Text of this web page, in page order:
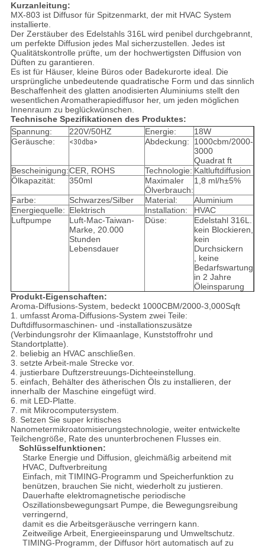
Kurzanleitung:
MX-803 ist Diffusor für Spitzenmarkt, der mit HVAC System
installierte.
Der Zerstäuber des Edelstahls 316L wird penibel durchgebrannt,
um perfekte Diffusion jedes Mal sicherzustellen. Jedes ist
Qualitätskontrolle prüfte, um der hochwertigsten Diffusion von
Düften zu garantieren.
Es ist für Häuser, kleine Büros oder Badekurorte ideal. Die
ursprüngliche unbedeutende quadratische Form und das sinnlich
Beschaffenheit des glatten anodisierten Aluminiums stellt den
wesentlichen Aromatherapiediffusor her, um jeden möglichen
Innenraum zu beglückwünschen.
Technische Spezifikationen des Produktes:
Spannung:
220V/50HZ Energie:
18W
Geräusche:
<30dba> Abdeckung:
1000cbm/2000-
3000
Quadrat ft
Bescheinigung:CER, ROHS Technologie: Kaltluftdiffusion
Ölkapazität:
350ml
Maximaler
Ölverbrauch:
1,8 ml/h±5%
Farbe: Schwarzes/Silber Material:
Aluminium
Energiequelle: Elektrisch Installation:
HVAC
Luftpumpe
Luft-Mac-Taiwan-
Marke, 20.000
Stunden
Lebensdauer
Düse:
Edelstahl 316L.
kein Blockieren,
kein
Durchsickern
, keine
Bedarfswartung
in 2 Jahre
Öleinsparung
Produkt-Eigenschaften:
Aroma-Diffusions-System, bedeckt 1000CBM/2000-3,000Sqft
1. umfasst Aroma-Diffusions-System zwei Teile:
Duftdiffusormaschinen- und -installationszusätze
(Verbindungsrohr der Klimaanlage, Kunststoffrohr und
Standortplatte).
2. beliebig an HVAC anschließen.
3. setzte Arbeit-male Strecke vor.
4. justierbare Duftzerstreuungs-Dichteeinstellung.
5. einfach, Behälter des ätherischen Öls zu installieren, der
innerhalb der Maschine eingefügt wird.
6. mit LED-Platte.
7. mit Mikrocomputersystem.
8. Setzen Sie super kritisches
Nanometermikroatomisierungstechnologie, weiter entwickelte
Teilchengröße, Rate des ununterbrochenen Flusses ein.
Schlüsselfunktionen:
Starke Energie und Diffusion, gleichmäßig arbeitend mit
HVAC, Duftverbreitung
Einfach, mit TIMING-Programm und Speicherfunktion zu
benützen, brauchen Sie nicht, wiederholt zu justieren.
Dauerhafte elektromagnetische periodische
Oszillationsbewegungsart Pumpe, die Bewegungsreibung
verringernd,
damit es die Arbeitsgeräusche verringern kann.
Zeitweilige Arbeit, Energieeinsparung und Umweltschutz.
TIMING-Programm, der Diffusor hört automatisch auf zu